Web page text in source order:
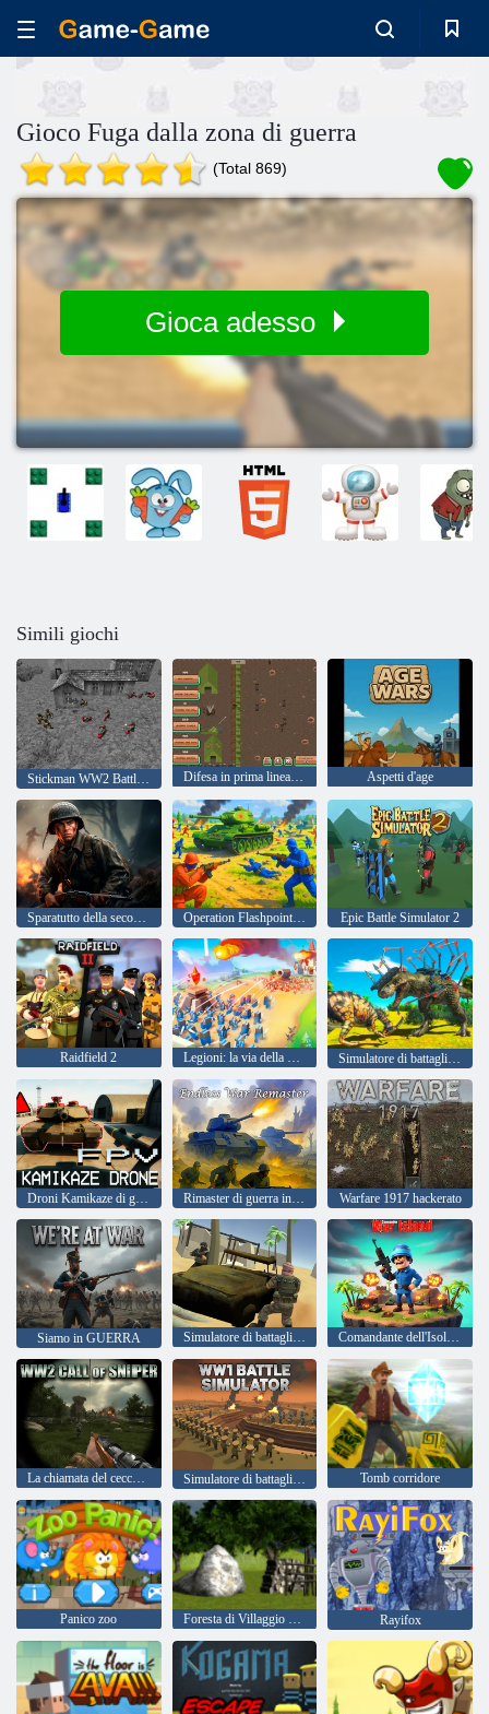
Gioco Fuga dalla zona di guerra
(Total 869)
Gioca adesso
Simili giochi
Stickman WW2 Battle Simulator Difesa in prima linea della Seconda Guerra Mondiale Aspetti d'age
Sparatutto della seconda guerra mondiale Operation Flashpoint: Red - Blue War Epic Battle Simulator 2
Raidfield 2 Simulatore di battaglia totalmente accurato 2
Rimaster di guerra infinito Warfare 1917 hackerato
Siamo in GUERRA Simulatore di battaglia militare Comandante dell'Isola delle Guerre
La chiamata del cecchino della Seconda Guerra Mondiale Simulatore di battaglia della prima guerra mondiale Tomb corridore
Panico zoo Rayifox